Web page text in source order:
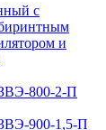
с
и
800-2-П
900-1,5-П